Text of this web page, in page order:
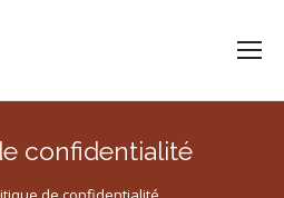
confidentialité